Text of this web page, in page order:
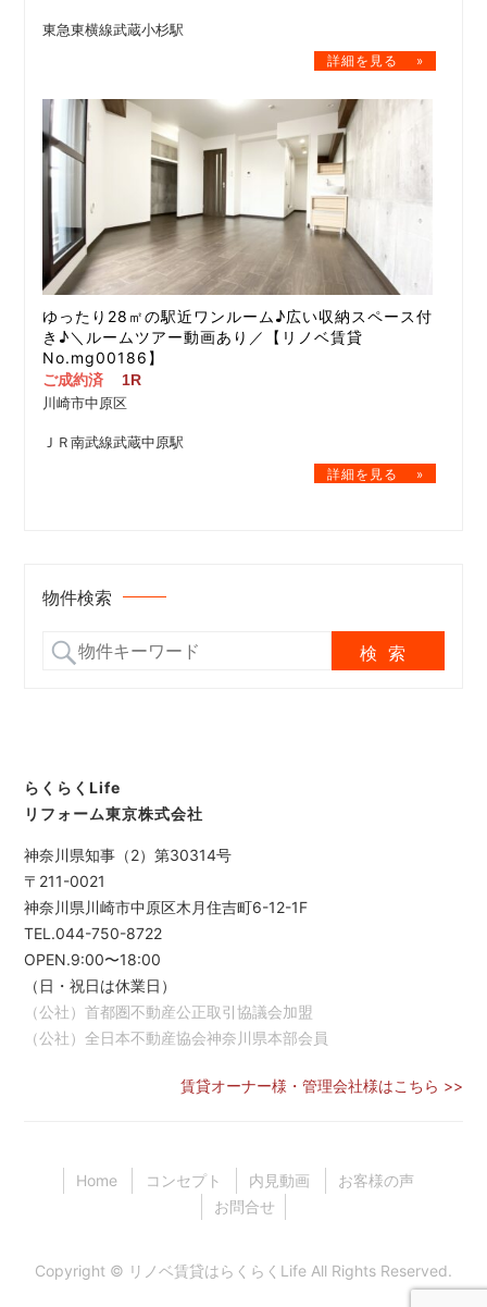
東急東横線武蔵小杉駅
ゆったり28㎡の駅近ワンルーム♪広い収納スペース付
き♪＼ルームツアー動画あり／【リノベ賃貸
No.mg00186】
ご成約済
1R
川崎市中原区
ＪＲ南武線武蔵中原駅
物件検索
らくらくLife
リフォーム東京株式会社
神奈川県知事（2）第30314号
〒211-0021
神奈川県川崎市中原区木月住吉町6-12-1F
TEL.044-750-8722
OPEN.9:00〜18:00
（日・祝日は休業日）
（公社）首都圏不動産公正取引協議会加盟
（公社）全日本不動産協会神奈川県本部会員
賃貸オーナー様・管理会社様はこちら >>
Home コンセプト 内見動画
お客様の声
お問合せ
Copyright © リノベ賃貸はらくらくLife All Rights Reserved.